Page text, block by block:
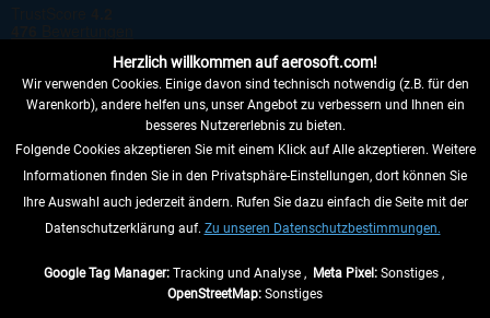
VERTRAG WIDERRUFEN
INFORMATIONEN
Herzlich willkommen auf aerosoft.com!
Wir verwenden Cookies. Einige davon sind technisch notwendig (z.B. für den
Warenkorb), andere helfen uns, unser Angebot zu verbessern und Ihnen ein
besseres Nutzererlebnis zu bieten.
Folgende Cookies akzeptieren Sie mit einem Klick auf Alle akzeptieren. Weitere
Informationen finden Sie in den Privatsphäre-Einstellungen, dort können Sie
Ihre Auswahl auch jederzeit ändern. Rufen Sie dazu einfach die Seite mit der
Datenschutzerklärung auf. Zu unseren Datenschutzbestimmungen.
Google Tag Manager:Tracking und Analyse , Meta Pixel:Sonstiges ,
OpenStreetMap: Sonstiges